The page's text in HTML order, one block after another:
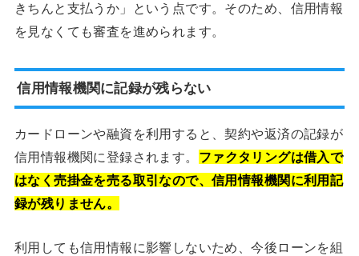
きちんと支払うか」という点です。そのため、信用情報
を見なくても審査を進められます。
信用情報機関に記録が残らない
カードローンや融資を利用すると、契約や返済の記録が
信用情報機関に登録されます。 ファクタリングは借入で
はなく売掛金を売る取引なので、信用情報機関に利用記
録が残りません。
利用しても信用情報に影響しないため、今後ローンを組